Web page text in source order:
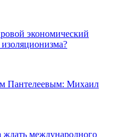
экономический
Пантелеевым: Михаил
ждать международного